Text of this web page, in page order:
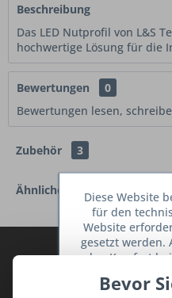
Beschreibung
Das LED Nutprofil von L&S
hochwertige Lösung für die
Bewertungen
0
Bewertungen lesen,
Zubehör 3
Ähnliche Artikel
Abonnieren Sie
Sie keineBevor
Diese Website
für den
Website
gesetzt werden.
den Komfort
dienen oder